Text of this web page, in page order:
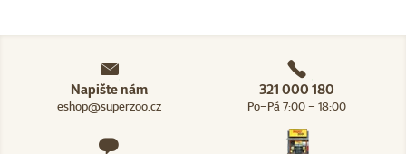
Napište nám
eshop@superzoo.cz
321 000 180
Po–Pá 7:00 – 18:00